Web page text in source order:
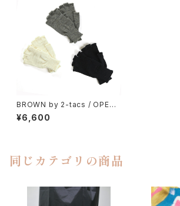
BROWN by 2-tacs / OPEN
FINGER
¥6,600
同じカテゴリの商品